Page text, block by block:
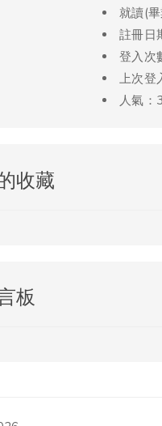
就讀(
註冊日
登入次
上次登
人氣：
收藏
板